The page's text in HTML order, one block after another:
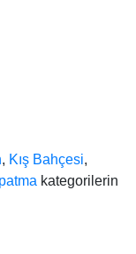
, Kış Bahçesi,
kategorilerin